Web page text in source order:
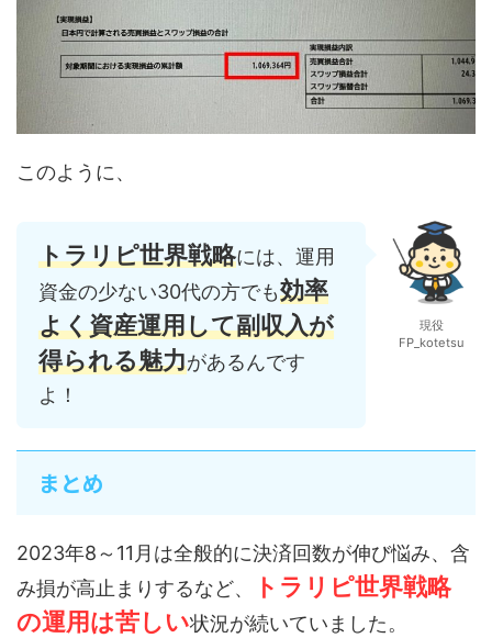
このように、
トラリピ世界戦略には、運用
資金の少ない30代の方でも効率
よく資産運用して副収入が
得られる魅力があるんです
よ！
現役
FP_kotetsu
まとめ
2023年8～11月は全般的に決済回数が伸び悩み、含
み損が高止まりするなど、
トラリピ世界戦略
の運用は苦しい状況が続いていました。